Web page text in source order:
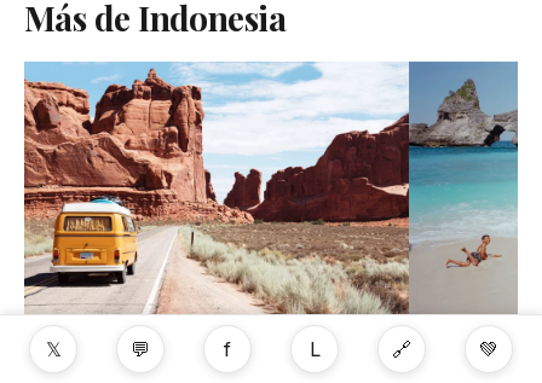
Más de Indonesia
Bali con Niños 2026: Templos
Bali
𝕏 💬 f L 🔗 💚